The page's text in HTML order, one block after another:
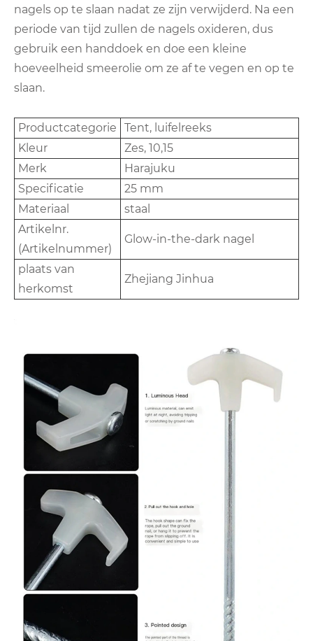
nagels op te slaan nadat ze zijn verwijderd. Na een
periode van tijd zullen de nagels oxideren, dus
gebruik een handdoek en doe een kleine
hoeveelheid smeerolie om ze af te vegen en op te
slaan.
Productcategorie
Tent, luifelreeks
Kleur
Zes, 10,15
Merk
Harajuku
Specificatie
25 mm
Materiaal
staal
Artikelnr.
(Artikelnummer)
Glow-in-the-dark nagel
plaats van
herkomst
Zhejiang Jinhua